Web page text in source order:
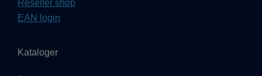
Reseller shop
EAN login
Kataloger